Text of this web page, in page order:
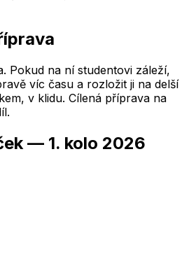
Pokud na ní studentovi záleží,
víc času a rozložit ji na delší
v klidu. Cílená příprava na
— 1. kolo 2026